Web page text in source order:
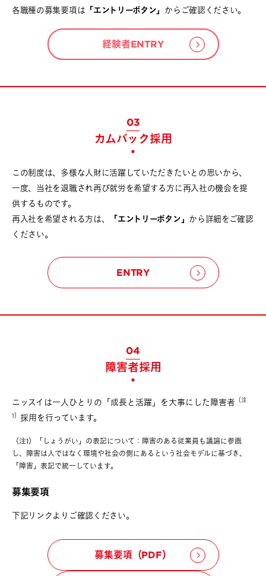
各職種の募集要項は 「エントリーボタン」 からご確認ください。
経験者ENTRY
03
カムバック採用
この制度は、多様な人財に活躍していただきたいとの思いから、
一度、当社を退職され再び就労を希望する方に再入社の機会を提
供するものです。
再入社を希望される方は、
「エントリーボタン」 から詳細をご確認
ください。
ENTRY
04
障害者採用
ニッスイは一人ひとりの「成長と活躍」を大事にした障害者 （注
1） 採用を行っています。
（注1）「しょうがい」の表記について：障害のある従業員も議論に参画
し、
障害は人ではなく環境や社会の側にあるという社会モデルに基づき、
「障害」表記で統一しています。
募集要項
下記リンクよりご確認ください。
募集要項（PDF）